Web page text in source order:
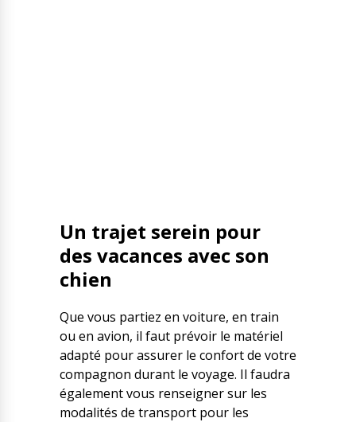
Un trajet serein pour
des vacances avec son
chien
Que vous partiez en voiture, en train
ou en avion, il faut prévoir le matériel
adapté pour assurer le confort de votre
compagnon durant le voyage. Il faudra
également vous renseigner sur les
modalités de transport pour les